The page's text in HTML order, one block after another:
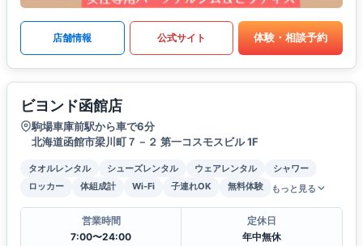
店舗情報 公式サイト 体験・相談予約
ビヨンド函館店
駒場車庫前駅から車で6分
北海道函館市梁川町７－２ 第一コスモスビル 1F
タオルレンタル シューズレンタル ウェアレンタル
シャワー
ロッカー
体組成計 Wi-Fi 子連れOK 無料体験 もっと見る
営業時間
7:00〜24:00
定休日
年中無休